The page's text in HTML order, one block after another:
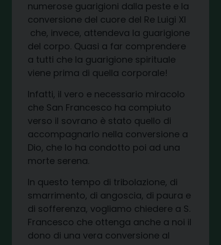
numerose guarigioni dalla peste e la
conversione del cuore del Re Luigi XI
che, invece, attendeva la guarigione
del corpo. Quasi a far comprendere
a tutti che la guarigione spirituale
viene prima di quella corporale!
Infatti, il vero e necessario miracolo
che San Francesco ha compiuto
verso il sovrano è stato quello di
accompagnarlo nella conversione a
Dio, che lo ha condotto poi ad una
morte serena.
In questo tempo di tribolazione, di
smarrimento, di angoscia, di paura e
di sofferenza, vogliamo chiedere a S.
Francesco che ottenga anche a noi il
dono di una vera conversione al